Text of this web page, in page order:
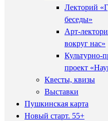
Лекторий
беседы»
Арт-
вокруг нас»
Культурно-
проект
Квесты, квизы
Выставки
Пушкинская карта
Новый старт. 55+